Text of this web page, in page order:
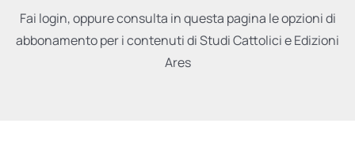
RECENSIONI
Fai login, oppure consulta in questa pagina le opzioni di
abbonamento per i contenuti di Studi Cattolici e Edizioni
Ares